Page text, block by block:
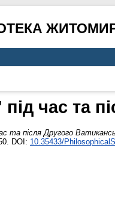
під час та
та після Другого
DOI: 10.35433/